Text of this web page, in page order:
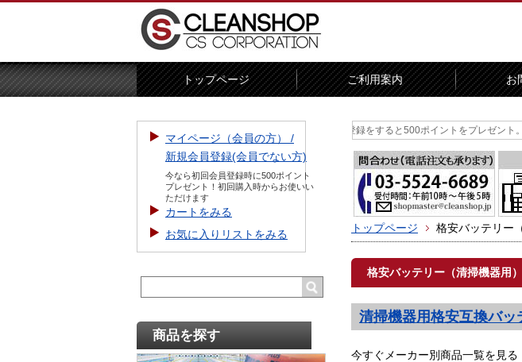
トップページ ご利用案内 お
【お知らせ】新規会員登録をすると500ポイントをプレゼント。商品レビュ
トップページ 格安バッテリー
格安バッテリー（清掃機器用）
清掃機器用格安互換バッ
今すぐメーカー別商品一覧を見る
マイページ（会員の方） /
新規会員登録(会員でない方)
今なら初回会員登録時に500ポイント
プレゼント！初回購入時からお使いい
ただけます
カートをみる
お気に入りリストをみる
商品を探す